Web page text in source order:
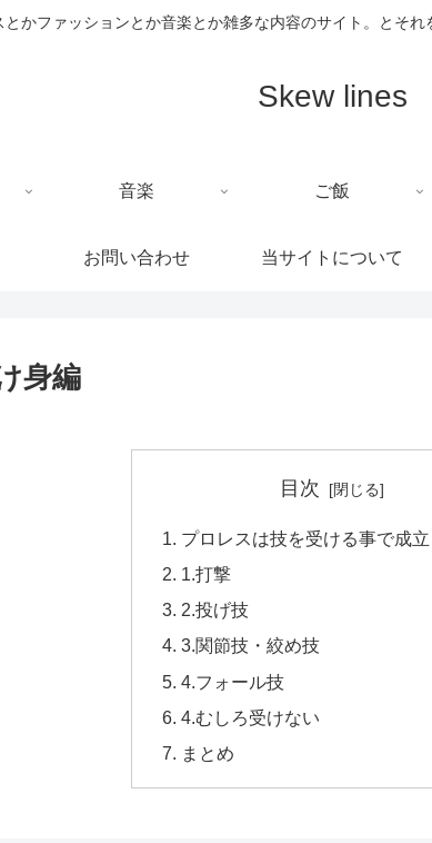
とかファッションとか音楽とか雑多な内容のサイト。とそれ
Skew lines
音楽 ご飯
お問い合わせ 当サイトについて
身編
目次
プロレスは技を受ける事で成立
1.打撃
2.投げ技
3.関節技・絞め技
4.フォール技
4.むしろ受けない
まとめ